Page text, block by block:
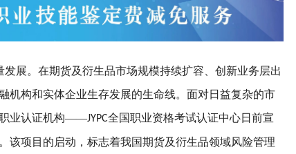
发展。在期货及衍生品市场规模持续扩容、创新业务层出
机构和实体企业生存发展的生命线。面对日益复杂的市
业认证机构——JYPC全国职业资格考试认证中心日前宣
该项目的启动，标志着我国期货及衍生品领域风险管理